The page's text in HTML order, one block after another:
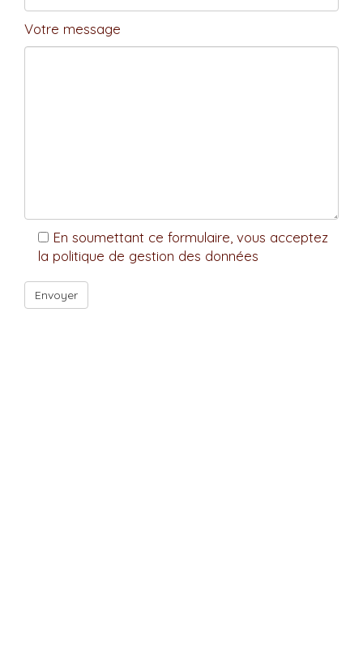
Votre message
En soumettant ce formulaire, vous acceptez
la politique de gestion des données